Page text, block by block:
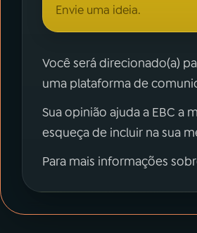
Envie uma ideia.
Você será direcionado(a)
uma plataforma de
Sua opinião ajuda a EBC a
esqueça de incluir na sua
Para mais informações